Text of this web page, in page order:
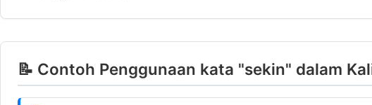
📝 Contoh Penggunaan kata "sekin" dalam